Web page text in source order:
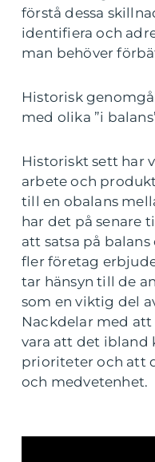
förstå dessa
identifiera och
man behöver
Historisk
med olika ”i
Historiskt sett har
arbete och
till en obalans
har det på senare
att satsa på
fler företag
tar hänsyn till de
som en viktig del
Nackdelar med att
vara att det ibland
prioriteter och att
och medvetenhet.